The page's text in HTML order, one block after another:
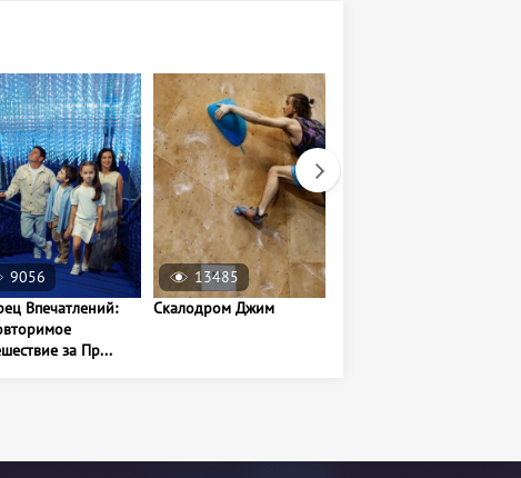
9056
Впечатлений:
за Пр...
13485
Скалодром Джим